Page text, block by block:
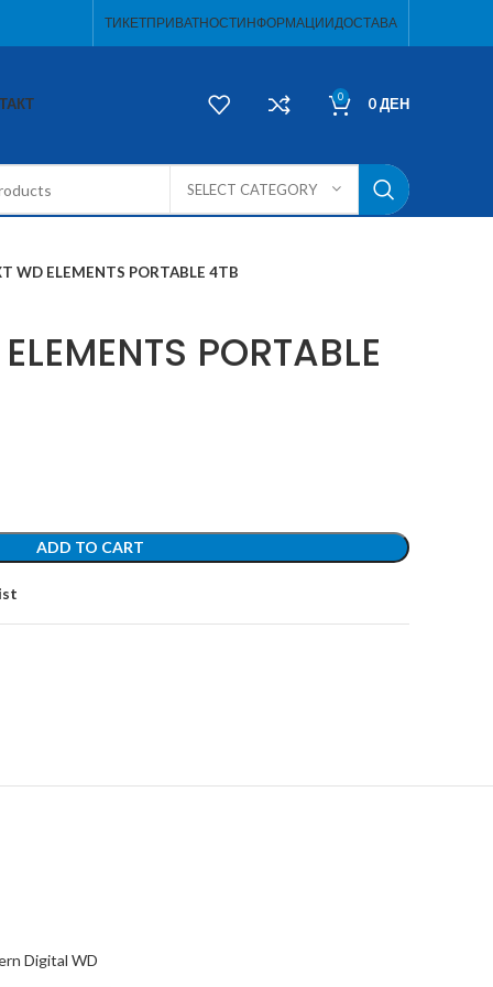
ТИКЕТПРИВАТНОСТИНФОРМАЦИИДОСТАВА
0 0ДЕН
SELECT CATEGORY
WD ELEMENTS PORTABLE 4TB
PORTABLE
ADD TO CART
Digital WD